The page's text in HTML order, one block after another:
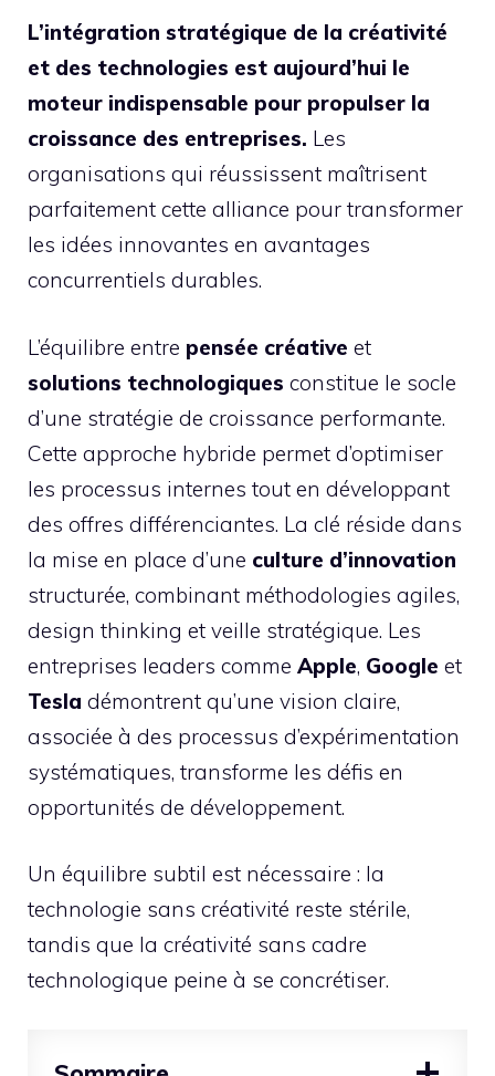
L’intégration stratégique de la créativité
et des technologies est aujourd’hui le
moteur indispensable pour propulser la
croissance des entreprises. Les
organisations qui réussissent maîtrisent
parfaitement cette alliance pour transformer
les idées innovantes en avantages
concurrentiels durables.
L’équilibre entre pensée créative et
solutions technologiques constitue le socle
d’une stratégie de croissance performante.
Cette approche hybride permet d’optimiser
les processus internes tout en développant
des offres différenciantes. La clé réside dans
la mise en place d’une culture d’innovation
structurée, combinant méthodologies agiles,
design thinking et veille stratégique. Les
entreprises leaders comme Apple, Google et
Tesla démontrent qu’une vision claire,
associée à des processus d’expérimentation
systématiques, transforme les défis en
opportunités de développement.
Un équilibre subtil est nécessaire : la
technologie sans créativité reste stérile,
tandis que la créativité sans cadre
technologique peine à se concrétiser.